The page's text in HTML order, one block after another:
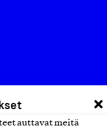
auttavat meitä